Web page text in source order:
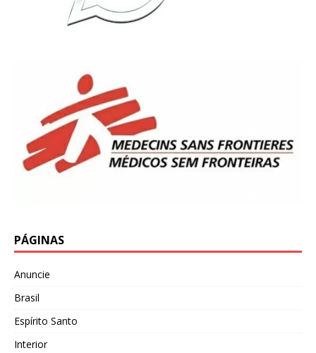
PÁGINAS
Anuncie
Brasil
Espírito Santo
Interior